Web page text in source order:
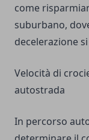
come
suburbano,
decelerazione
Velocità di
autostrada
In percorso